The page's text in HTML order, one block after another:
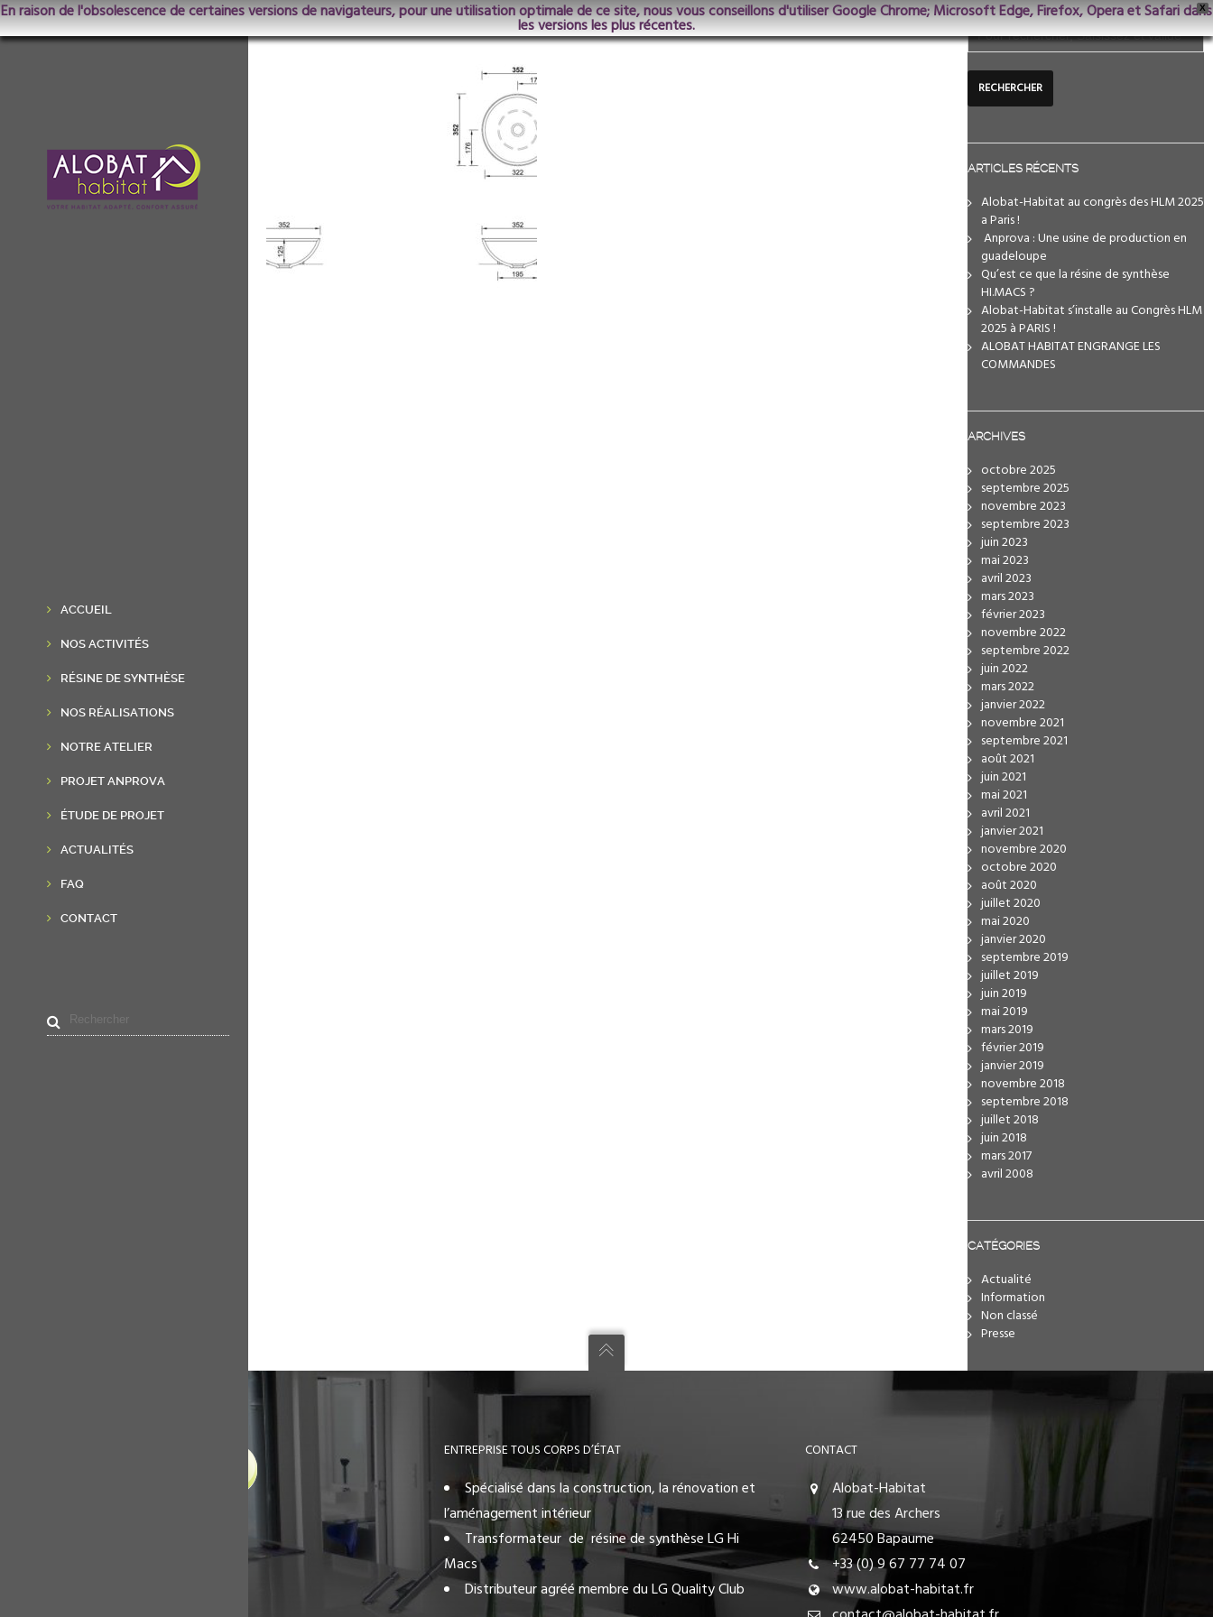
X
En raison de l'obsolescence de certaines versions de navigateurs, pour une utilisation optimale de ce site, nous vous conseillons d'utiliser Google Chrome; Microsoft Edge, Firefox, Opera et Safari dans
les versions les plus récentes.
ACCUEIL
NOS ACTIVITÉS
RÉSINE DE SYNTHÈSE
NOS RÉALISATIONS
NOTRE ATELIER
PROJET ANPROVA
ÉTUDE DE PROJET
ACTUALITÉS
FAQ
CONTACT
HXR-R-35
ARTICLES RÉCENTS
Alobat-Habitat au congrès des HLM 2025
a Paris !
️ Anprova : Une usine de production en
guadeloupe
Qu’est ce que la résine de synthèse
HI.MACS ?
Alobat-Habitat s’installe au Congrès HLM
2025 à PARIS !
ALOBAT HABITAT ENGRANGE LES
COMMANDES
ARCHIVES
octobre 2025
septembre 2025
novembre 2023
septembre 2023
juin 2023
mai 2023
avril 2023
mars 2023
février 2023
novembre 2022
septembre 2022
juin 2022
mars 2022
janvier 2022
novembre 2021
septembre 2021
août 2021
juin 2021
mai 2021
avril 2021
janvier 2021
novembre 2020
octobre 2020
août 2020
juillet 2020
mai 2020
janvier 2020
septembre 2019
juillet 2019
juin 2019
mai 2019
mars 2019
février 2019
janvier 2019
novembre 2018
septembre 2018
juillet 2018
juin 2018
mars 2017
avril 2008
CATÉGORIES
Actualité
Information
Non classé
Presse
ENTREPRISE TOUS CORPS D’ÉTAT
Spécialisé dans la construction, la rénovation et
l’aménagement intérieur
Transformateur de résine de synthèse LG Hi
Macs
Distributeur agréé membre du LG Quality Club
CONTACT
Alobat-Habitat
13 rue des Archers
62450 Bapaume
+33 (0) 9 67 77 74 07
www.alobat-habitat.fr